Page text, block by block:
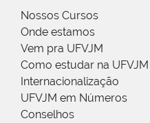
Nossos Cursos
Onde estamos
Vem pra UFVJM
Como estudar na UFVJM
Internacionalização
UFVJM em Números
Conselhos